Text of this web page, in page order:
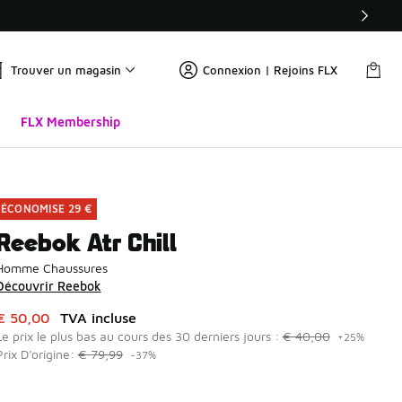
Trouver un magasin Connexion | Rejoins FLX
FLX Membership
ÉCONOMISE 29 €
Atr Chill
Chaussures
Reebok
article est en promotion. Prix en baisse de à € 50,00
50,00 TVA incluse
prix le plus bas au cours des 30 derniers jours :€ 40,00 +25%
D'origine:€ 79,99 -37%